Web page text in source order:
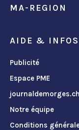
MA-REGION
AIDE & INFOS
Publicité
Espace PME
Notre équipe
Conditions